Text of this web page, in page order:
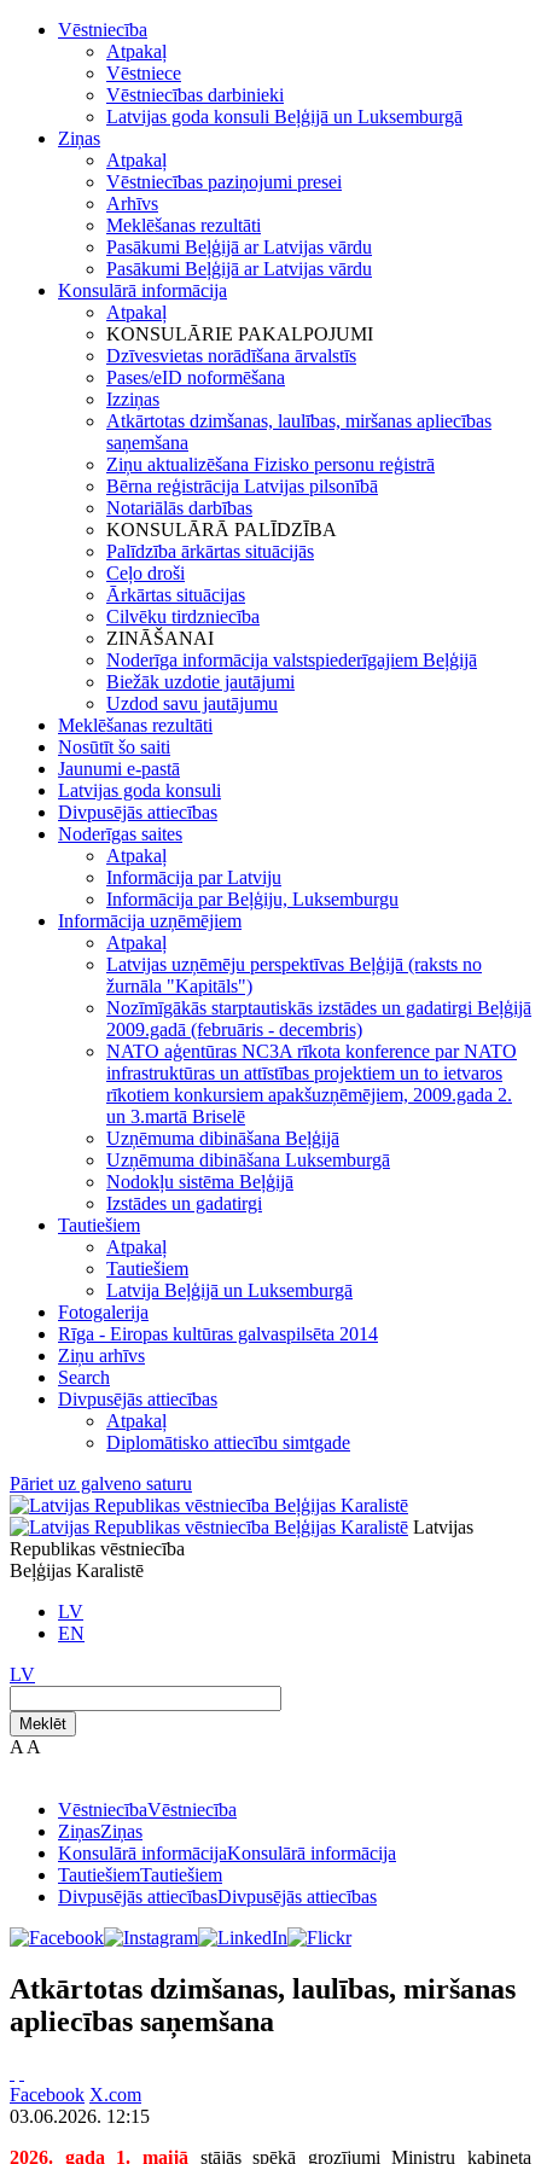
Vēstniecība
Atpakaļ
Vēstniece
Vēstniecības darbinieki
Latvijas goda konsuli Beļģijā un Luksemburgā
Ziņas
Atpakaļ
Vēstniecības paziņojumi presei
Arhīvs
Meklēšanas rezultāti
Pasākumi Beļģijā ar Latvijas vārdu
Pasākumi Beļģijā ar Latvijas vārdu
Konsulārā informācija
Atpakaļ
KONSULĀRIE PAKALPOJUMI
Dzīvesvietas norādīšana ārvalstīs
Pases/eID noformēšana
Izziņas
Atkārtotas dzimšanas, laulības, miršanas apliecības
saņemšana
Ziņu aktualizēšana Fizisko personu reģistrā
Bērna reģistrācija Latvijas pilsonībā
Notariālās darbības
KONSULĀRĀ PALĪDZĪBA
Palīdzība ārkārtas situācijās
Ceļo droši
Ārkārtas situācijas
Cilvēku tirdzniecība
ZINĀŠANAI
Noderīga informācija valstspiederīgajiem Beļģijā
Biežāk uzdotie jautājumi
Uzdod savu jautājumu
Meklēšanas rezultāti
Nosūtīt šo saiti
Jaunumi e-pastā
Latvijas goda konsuli
Divpusējās attiecības
Noderīgas saites
Atpakaļ
Informācija par Latviju
Informācija par Beļģiju, Luksemburgu
Informācija uzņēmējiem
Atpakaļ
Latvijas uzņēmēju perspektīvas Beļģijā (raksts no
žurnāla "Kapitāls")
Nozīmīgākās starptautiskās izstādes un gadatirgi Beļģijā
2009.gadā (februāris - decembris)
NATO aģentūras NC3A rīkota konference par NATO
infrastruktūras un attīstības projektiem un to ietvaros
rīkotiem konkursiem apakšuzņēmējiem, 2009.gada 2.
un 3.martā Briselē
Uzņēmuma dibināšana Beļģijā
Uzņēmuma dibināšana Luksemburgā
Nodokļu sistēma Beļģijā
Izstādes un gadatirgi
Tautiešiem
Atpakaļ
Tautiešiem
Latvija Beļģijā un Luksemburgā
Fotogalerija
Rīga - Eiropas kultūras galvaspilsēta 2014
Ziņu arhīvs
Search
Divpusējās attiecības
Atpakaļ
Diplomātisko attiecību simtgade
Pāriet uz galveno saturu
Latvijas
Republikas vēstniecība
Beļģijas Karalistē
LV
EN
LV
Meklēt
A A
VēstniecībaVēstniecība
ZiņasZiņas
Konsulārā informācijaKonsulārā informācija
TautiešiemTautiešiem
Divpusējās attiecībasDivpusējās attiecības
Atkārtotas dzimšanas, laulības, miršanas
apliecības saņemšana
Facebook X.com
03.06.2026. 12:15
2026. gada 1. maijā
stājās spēkā grozījumi Ministru kabineta